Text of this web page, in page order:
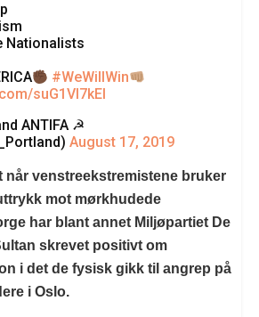
Nationalists
#WeWillWin
suG1VI7kEI
ANTIFA ☭
August 17, 2019
når venstreekstremistene bruker
mot mørkhudede
har blant annet Miljøpartiet De
skrevet positivt om
i det de fysisk gikk til angrep på
i Oslo.